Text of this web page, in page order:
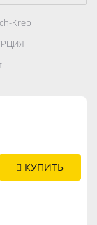
Krep
КУПИТЬ